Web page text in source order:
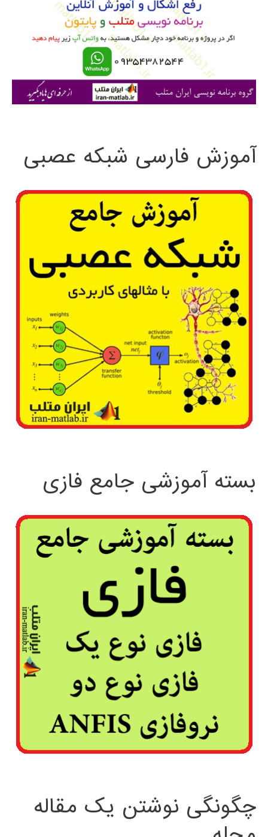
ی
آموزش فارسی شبکه عصبی
بسته آموزشی جامع فازی
چگونگی نوشتن یک مقاله